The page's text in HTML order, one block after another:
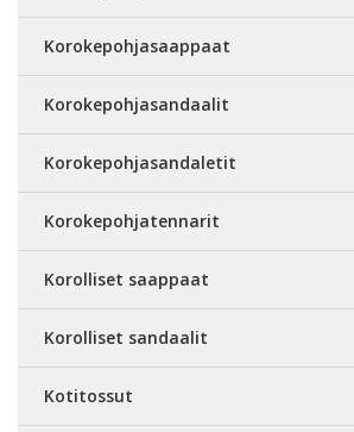
Korokepohjasaappaat
Korokepohjasandaalit
Korokepohjasandaletit
Korokepohjatennarit
Korolliset saappaat
Korolliset sandaalit
Kotitossut